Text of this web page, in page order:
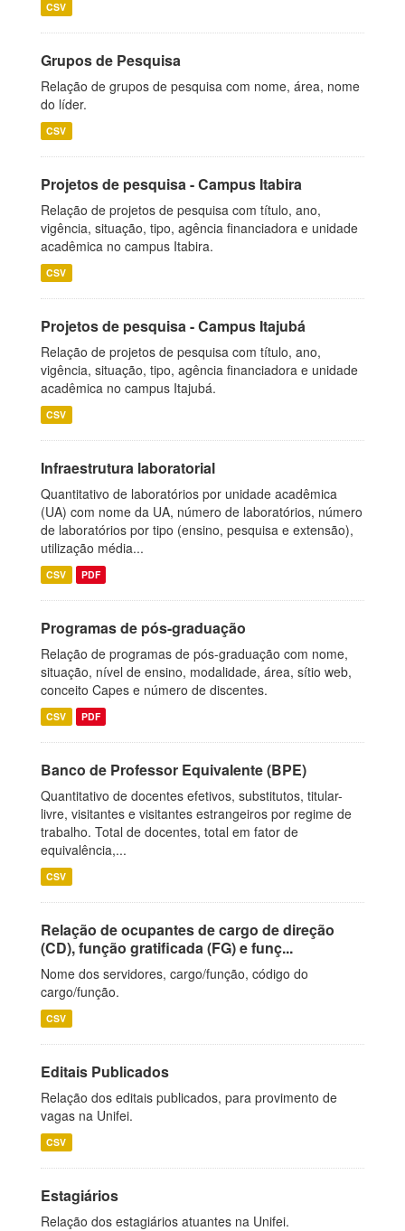
CSV
Grupos de Pesquisa
Relação de grupos de pesquisa com nome, área, nome
do líder.
CSV
Projetos de pesquisa - Campus Itabira
Relação de projetos de pesquisa com título, ano,
vigência, situação, tipo, agência financiadora e unidade
acadêmica no campus Itabira.
CSV
Projetos de pesquisa - Campus Itajubá
Relação de projetos de pesquisa com título, ano,
vigência, situação, tipo, agência financiadora e unidade
acadêmica no campus Itajubá.
CSV
Infraestrutura laboratorial
Quantitativo de laboratórios por unidade acadêmica
(UA) com nome da UA, número de laboratórios, número
de laboratórios por tipo (ensino, pesquisa e extensão),
utilização média...
CSV PDF
Programas de pós-graduação
Relação de programas de pós-graduação com nome,
situação, nível de ensino, modalidade, área, sítio web,
conceito Capes e número de discentes.
CSV PDF
Banco de Professor Equivalente (BPE)
Quantitativo de docentes efetivos, substitutos, titular-
livre, visitantes e visitantes estrangeiros por regime de
trabalho. Total de docentes, total em fator de
equivalência,...
CSV
Relação de ocupantes de cargo de direção
(CD), função gratificada (FG) e funç...
Nome dos servidores, cargo/função, código do
cargo/função.
CSV
Editais Publicados
Relação dos editais publicados, para provimento de
vagas na Unifei.
CSV
Estagiários
Relação dos estagiários atuantes na Unifei.